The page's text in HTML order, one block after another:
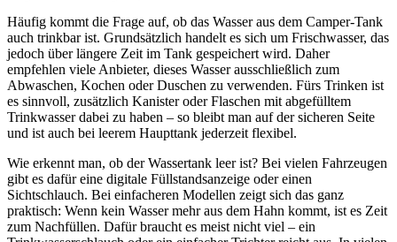
Häufig kommt die Frage auf, ob das Wasser aus dem Camper-Tank
auch trinkbar ist. Grundsätzlich handelt es sich um Frischwasser, das
jedoch über längere Zeit im Tank gespeichert wird. Daher
empfehlen viele Anbieter, dieses Wasser ausschließlich zum
Abwaschen, Kochen oder Duschen zu verwenden. Fürs Trinken ist
es sinnvoll, zusätzlich Kanister oder Flaschen mit abgefülltem
Trinkwasser dabei zu haben – so bleibt man auf der sicheren Seite
und ist auch bei leerem Haupttank jederzeit flexibel.
Wie erkennt man, ob der Wassertank leer ist? Bei vielen Fahrzeugen
gibt es dafür eine digitale Füllstandsanzeige oder einen
Sichtschlauch. Bei einfacheren Modellen zeigt sich das ganz
praktisch: Wenn kein Wasser mehr aus dem Hahn kommt, ist es Zeit
zum Nachfüllen. Dafür braucht es meist nicht viel – ein